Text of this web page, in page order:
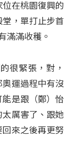
在桃園復興的
，單打止步首
滿滿收穫。
很緊張，對，
運過程中有沒
是跟（鄭）怡
厲害了、跟她
來之後再更努